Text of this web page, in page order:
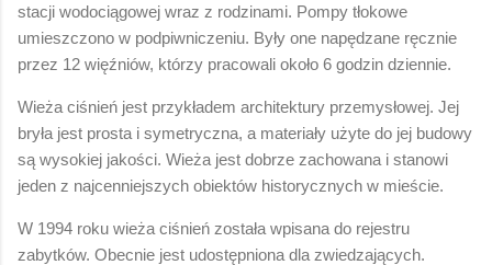
stacji wodociągowej wraz z rodzinami. Pompy tłokowe
umieszczono w podpiwniczeniu. Były one napędzane ręcznie
przez 12 więźniów, którzy pracowali około 6 godzin dziennie.
Wieża ciśnień jest przykładem architektury przemysłowej. Jej
bryła jest prosta i symetryczna, a materiały użyte do jej budowy
są wysokiej jakości. Wieża jest dobrze zachowana i stanowi
jeden z najcenniejszych obiektów historycznych w mieście.
W 1994 roku wieża ciśnień została wpisana do rejestru
zabytków. Obecnie jest udostępniona dla zwiedzających.